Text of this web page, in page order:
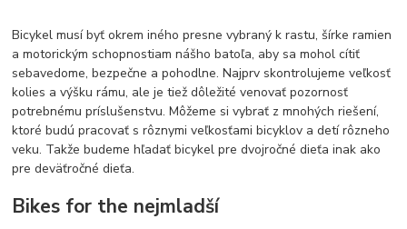
L.O.L. Surprise bábiky
L.O.L. Surprise autíčka
L.O.L. Surprise zvieratká
L.O.L. Surprise hračky
L.O.L. Surprise domčeky
L.O.L. Surprise postavičky
L.O.L. Surprise zberateľské figúrky
L.O.L. OMG Bábiky
Bicykel musí byť okrem iného presne vybraný k rastu, šírke ramien
a motorickým schopnostiam nášho batoľa, aby sa mohol cítiť
sebavedome, bezpečne a pohodlne. Najprv skontrolujeme veľkosť
kolies a výšku rámu, ale je tiež dôležité venovať pozornosť
potrebnému príslušenstvu. Môžeme si vybrať z mnohých riešení,
ktoré budú pracovať s rôznymi veľkosťami bicyklov a detí rôzneho
veku. Takže budeme hľadať bicykel pre dvojročné dieťa inak ako
pre deväťročné dieťa.
Bikes for the nejmladší